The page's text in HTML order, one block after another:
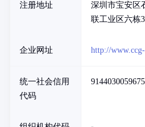
注册地址
深圳市宝安区
联工业区六栋
企业网址 http://
统一社会信用
代码